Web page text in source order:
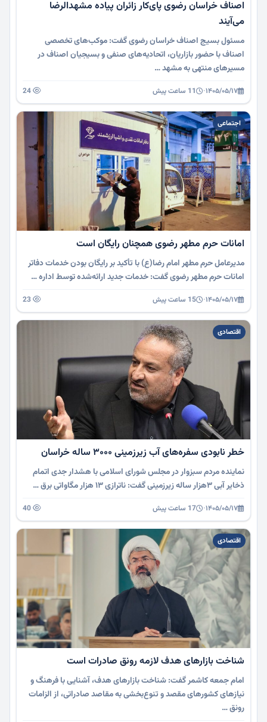
اصناف خراسان رضوی پای‌کار زائران پیاده مشهدالرضا
می‌آیند
مسئول بسیج اصناف خراسان رضوی گفت: موکب‌های تخصصی
اصناف با حضور بازاریان، اتحادیه‌های صنفی و بسیجیان اصناف در
مسیرهای منتهی به مشهد …
۱۴۰۵/۰۵/۱۷· 11 ساعت پیش
اجتماعی
امانات حرم مطهر رضوی همچنان رایگان است
مدیرعامل حرم مطهر امام رضا(ع) با تأکید بر رایگان بودن خدمات دفاتر
امانات حرم مطهر رضوی گفت: خدمات جدید ارائه‌شده توسط اداره …
۱۴۰۵/۰۵/۱۷· 15 ساعت پیش
اقتصادی
خطر نابودی سفره‌های آب زیرزمینی ۳۰۰۰ ساله خراسان
نماینده مردم سبزوار در مجلس شورای اسلامی با هشدار جدی اتمام
ذخایر آبی ۳هزار ساله زیرزمینی گفت: ناترازی ۱۳ هزار مگاواتی برق …
۱۴۰۵/۰۵/۱۷· 17 ساعت پیش
اقتصادی
شناخت بازارهای هدف لازمه رونق صادرات است
امام جمعه کاشمر گفت: شناخت بازارهای هدف، آشنایی با فرهنگ و
نیازهای کشورهای مقصد و تنوع‌بخشی به مقاصد صادراتی، از الزامات
رونق …